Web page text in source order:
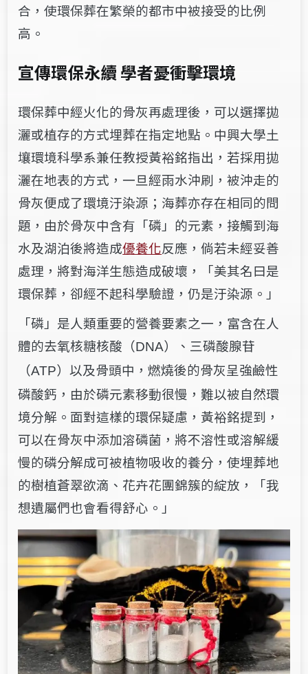
合，使環保葬在繁榮的都市中被接受的比例
高。
宣傳環保永續 學者憂衝擊環境
環保葬中經火化的骨灰再處理後，可以選擇拋
灑或植存的方式埋葬在指定地點。中興大學土
壤環境科學系兼任教授黃裕銘指出，若採用拋
灑在地表的方式，一旦經雨水沖刷，被沖走的
骨灰便成了環境汙染源；海葬亦存在相同的問
題，由於骨灰中含有「磷」的元素，接觸到海
水及湖泊後將造成優養化反應，倘若未經妥善
處理，將對海洋生態造成破壞，「美其名曰是
環保葬，卻經不起科學驗證，仍是汙染源。」
「磷」是人類重要的營養要素之一，富含在人
體的去氧核糖核酸（DNA）、三磷酸腺苷
（ATP）以及骨頭中，燃燒後的骨灰呈強鹼性
磷酸鈣，由於磷元素移動很慢，難以被自然環
境分解。面對這樣的環保疑慮，黃裕銘提到，
可以在骨灰中添加溶磷菌，將不溶性或溶解緩
慢的磷分解成可被植物吸收的養分，使埋葬地
的樹植蒼翠欲滴、花卉花團錦簇的綻放，「我
想遺屬們也會看得舒心。」